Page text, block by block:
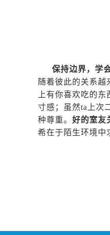
保持边界，学
随着彼此的关系
上有你喜欢吃的
寸感；虽然ta上次
种尊重。 好的室友
希在于陌生环境中